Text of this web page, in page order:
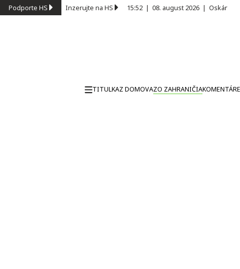
Podporte HS Inzerujte na HS 15:52 | 08. august 2026 | Oskár
TITULKAZ DOMOVAZO ZAHRANIČIAKOMENTÁRE